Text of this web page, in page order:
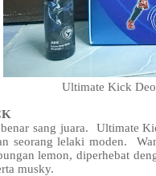
Ultimate Kick
sang juara. Ultimate
seorang lelaki moden.
lemon, diperhebat
musky.